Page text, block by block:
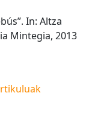
In: Altza
Mintegia, 2013